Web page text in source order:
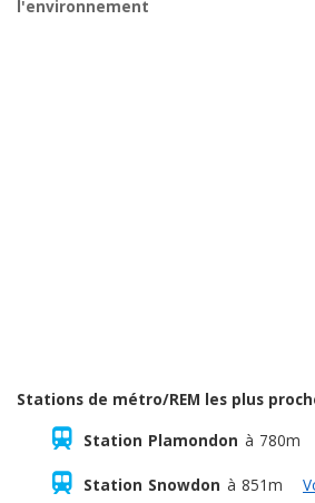
l'environnement
Stations de métro/REM les plus
Station Plamondon à 780m
Station Snowdon à 851m